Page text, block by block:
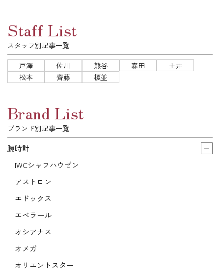
Staff List
スタッフ別記事一覧
戸澤 佐川 熊谷 森田
土井
松本
齊藤 榎並
Brand List
ブランド別記事一覧
腕時計
IWCシャフハウゼン
アストロン
エドックス
エベラール
オシアナス
オメガ
オリエントスター